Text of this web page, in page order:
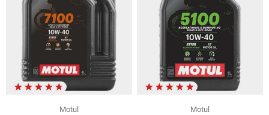
Motul
Motul